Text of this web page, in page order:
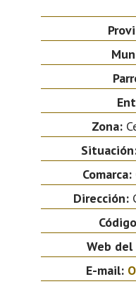
Zona:
Comarca:
Dirección:
Web
E-mail: